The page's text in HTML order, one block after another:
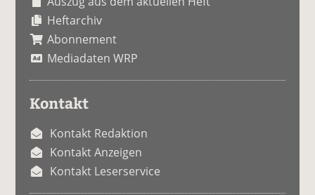
Heftarchiv
Abonnement
Mediadaten WRP
Kontakt
Kontakt Redaktion
Kontakt Anzeigen
Kontakt Leserservice